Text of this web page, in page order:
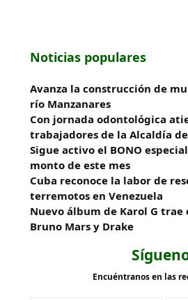
Noticias populares
Avanza la construcción de
río Manzanares
Con jornada odontológica
trabajadores de la Alcaldía
Sigue activo el BONO
monto de este mes
Cuba reconoce la labor de
terremotos en Venezuela
Nuevo álbum de Karol G trae
Bruno Mars y Drake
Encuéntranos en las